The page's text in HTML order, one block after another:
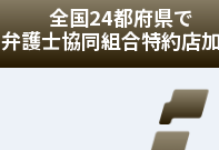
全国24都府県で
弁護士協同組合特約店